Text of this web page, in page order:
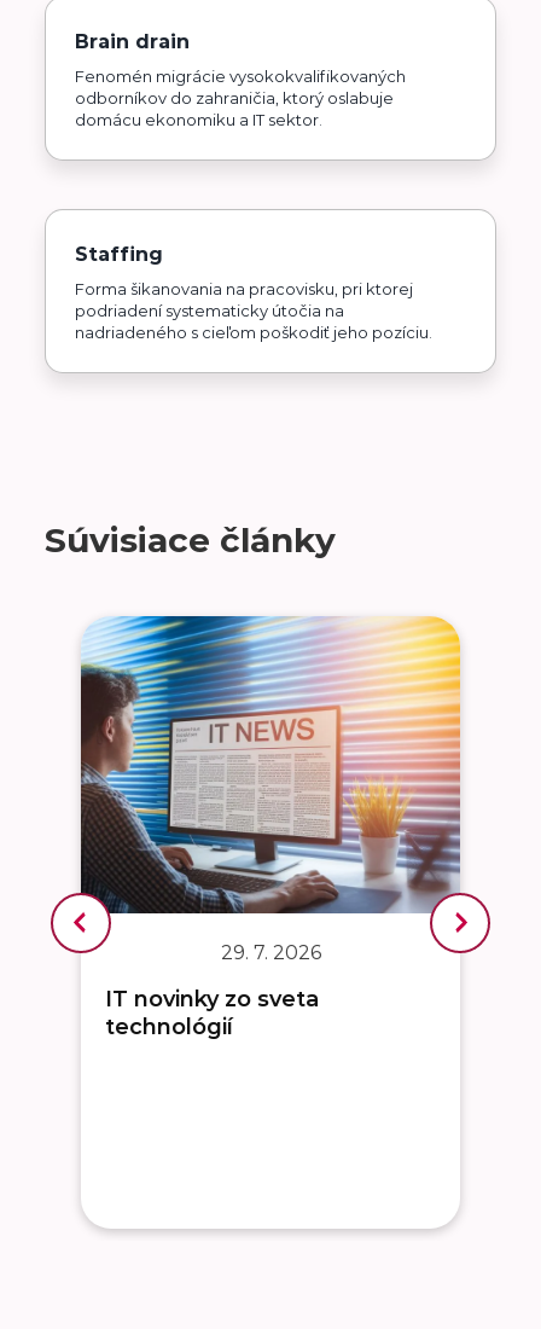
Brain drain
Fenomén migrácie vysokokvalifikovaných
odborníkov do zahraničia, ktorý oslabuje
domácu ekonomiku a IT sektor.
Staffing
Forma šikanovania na pracovisku, pri ktorej
podriadení systematicky útočia na
nadriadeného s cieľom poškodiť jeho pozíciu.
Súvisiace články
29. 7. 2026
IT novinky zo sveta
technológií